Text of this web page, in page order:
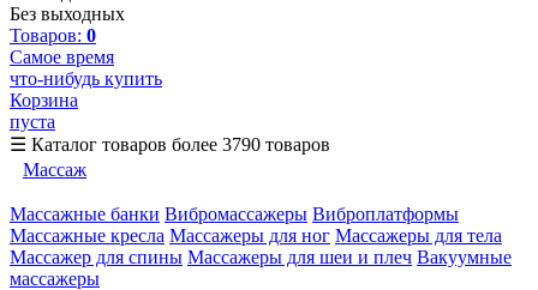
Без выходных
Товаров: 0
Самое время
что-нибудь купить
Корзина
пуста
☰ Каталог товаров более 3790 товаров
Массаж
Массажные банки Вибромассажеры Виброплатформы
Массажные кресла Массажеры для ног Массажеры для тела
Массажер для спины Массажеры для шеи и плеч Вакуумные
массажеры